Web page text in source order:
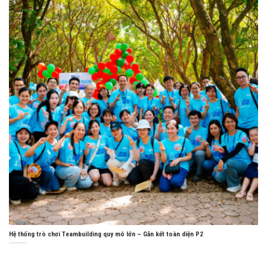
Hệ thống trò chơi Teambuilding quy mô lớn – Gắn kết toàn diện P2